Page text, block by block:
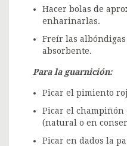
Hacer bolas de
enharinarlas.
Freír las albóndigas
absorbente.
Para la guarnición:
Picar el pimiento
Picar el champiñón
(natural o en
Picar en dados la